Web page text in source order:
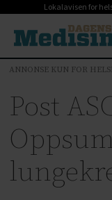
Lokalavisen for
ANNONSE KUN FOR
Post